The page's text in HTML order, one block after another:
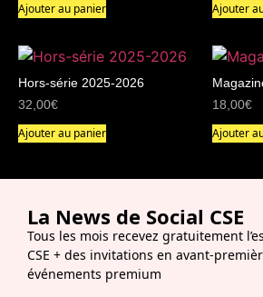
Ajouter au panier Ajouter
Hors-série 2025-2026
32,00€
Ajouter au panier
18,00€
Ajouter
La News de Social CSE
Tous les mois recevez gratuitement
CSE + des invitations en avant-
événements premium